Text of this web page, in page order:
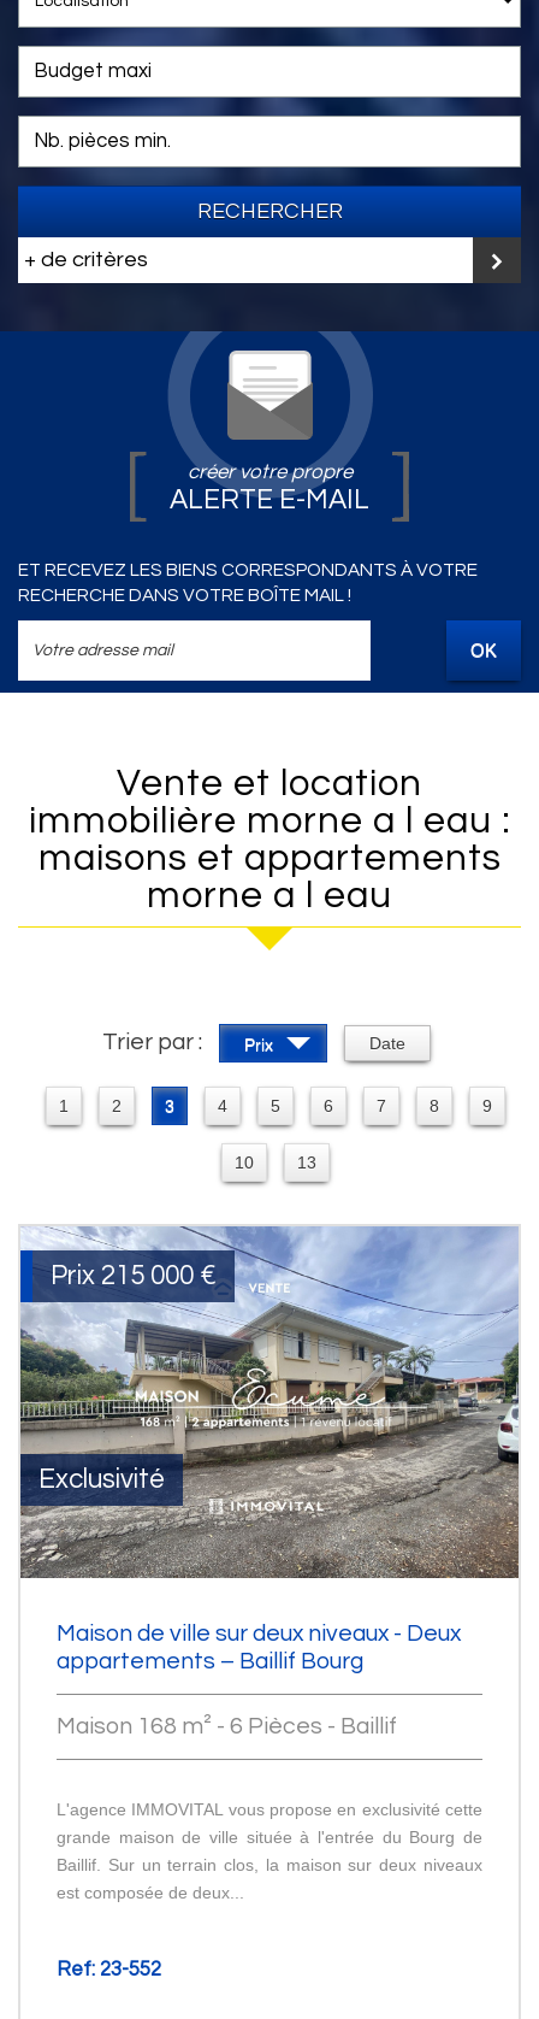
RECHERCHER
+ de critères
créer votre propre
ALERTE E-MAIL
ET RECEVEZ LES BIENS CORRESPONDANTS À VOTRE
RECHERCHE DANS VOTRE BOÎTE MAIL !
OK
Vente et location
immobilière morne a l eau :
maisons et appartements
morne a l eau
Trier par : Prix Date
1 2 3 4 5 6 7 8 9
10 13
Exclusivité
Prix 215 000 €
Maison de ville sur deux niveaux - Deux
appartements – Baillif Bourg
Maison 168 m² - 6 Pièces - Baillif
L'agence IMMOVITAL vous propose en exclusivité cette
grande maison de ville située à l'entrée du Bourg de
Baillif. Sur un terrain clos, la maison sur deux niveaux
est composée de deux...
Ref: 23-552